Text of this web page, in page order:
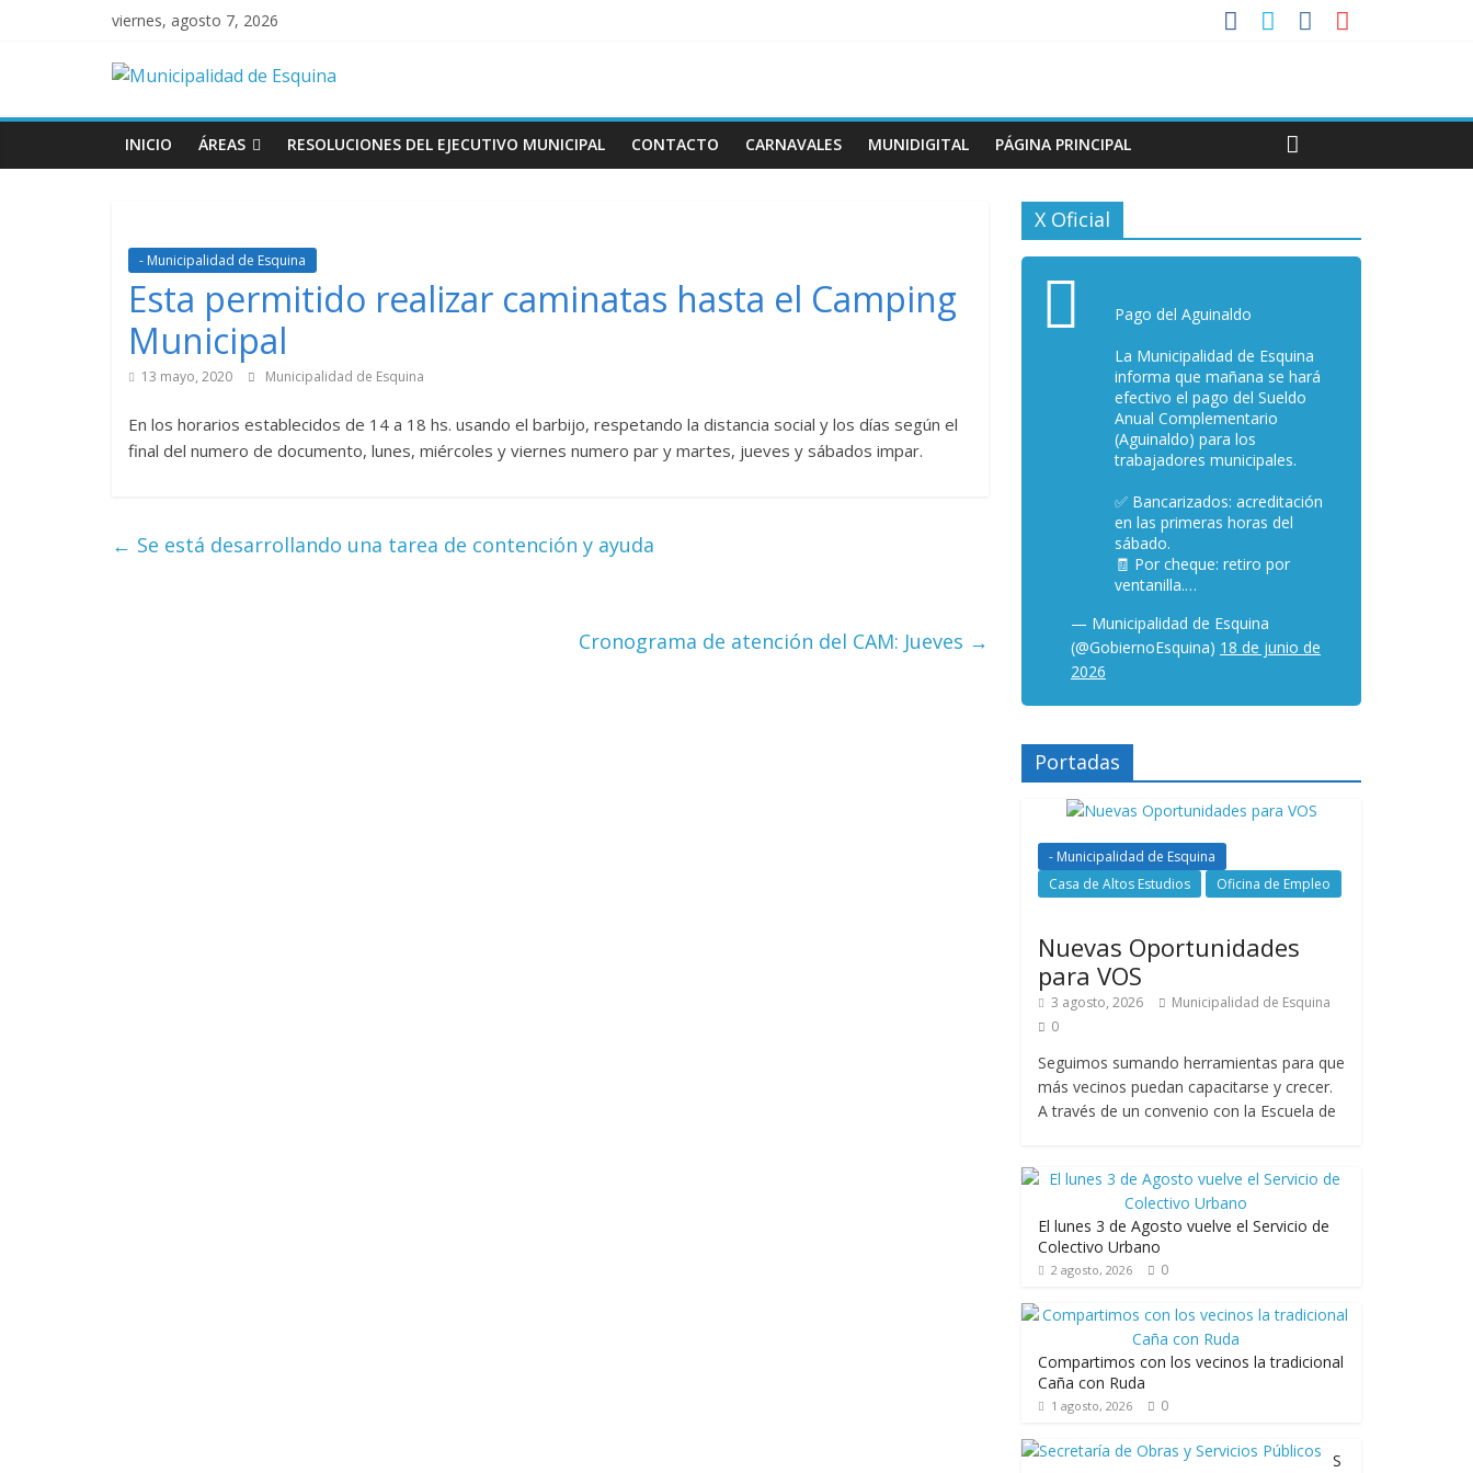
viernes, agosto 7, 2026
INICIO ÁREAS RESOLUCIONES DEL EJECUTIVO MUNICIPAL CONTACTO CARNAVALES MUNIDIGITAL PÁGINA PRINCIPAL
- Municipalidad de Esquina
Esta permitido realizar caminatas hasta el Camping
Municipal
13 mayo, 2020 Municipalidad de Esquina
En los horarios establecidos de 14 a 18 hs. usando el barbijo, respetando la distancia social y los días según el
final del numero de documento, lunes, miércoles y viernes numero par y martes, jueves y sábados impar.
← Se está desarrollando una tarea de contención y ayuda
Cronograma de atención del CAM: Jueves →
X Oficial
Pago del Aguinaldo
La Municipalidad de Esquina
informa que mañana se hará
efectivo el pago del Sueldo
Anual Complementario
(Aguinaldo) para los
trabajadores municipales.
✅ Bancarizados: acreditación
en las primeras horas del
sábado.
🧾 Por cheque: retiro por
ventanilla.…
— Municipalidad de Esquina
(@GobiernoEsquina) 18 de junio de
2026
Portadas
- Municipalidad de Esquina
Casa de Altos Estudios
Oficina de Empleo
Nuevas Oportunidades
para VOS
3 agosto, 2026
Municipalidad de Esquina
0
Seguimos sumando herramientas para que
más vecinos puedan capacitarse y crecer.
A través de un convenio con la Escuela de
El lunes 3 de Agosto vuelve el Servicio de
Colectivo Urbano
2 agosto, 2026 0
Compartimos con los vecinos la tradicional
Caña con Ruda
1 agosto, 2026 0
S